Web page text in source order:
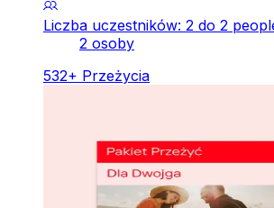
Liczba uczestników: 2 do 2
2 osoby
532+ Przeżycia